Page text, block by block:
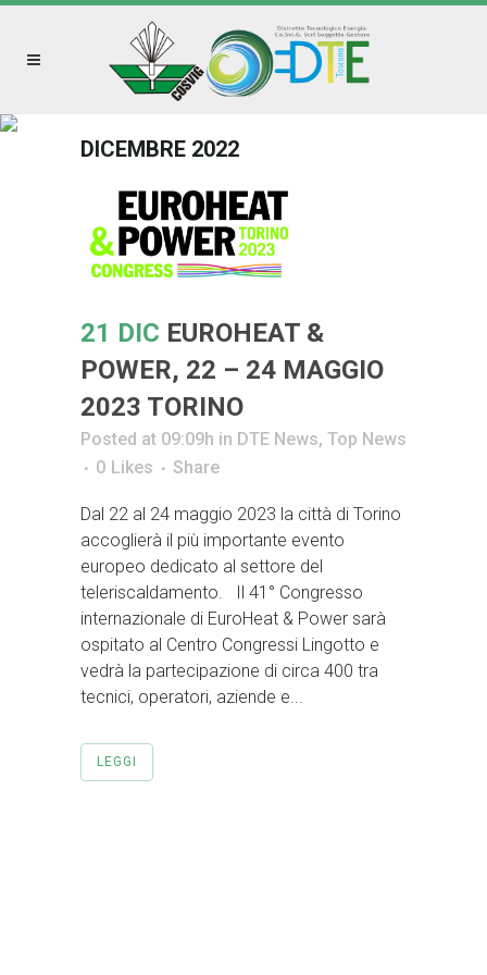
DICEMBRE 2022
21 DIC EUROHEAT &
POWER, 22 – 24 MAGGIO
2023 TORINO
Posted at 09:09h in DTE News, Top News
0 Likes Share
Dal 22 al 24 maggio 2023 la città di Torino
accoglierà il più importante evento
europeo dedicato al settore del
teleriscaldamento. Il 41° Congresso
internazionale di EuroHeat & Power sarà
ospitato al Centro Congressi Lingotto e
vedrà la partecipazione di circa 400 tra
tecnici, operatori, aziende e...
LEGGI